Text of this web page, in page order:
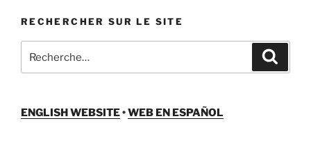
RECHERCHER SUR LE SITE
pour
ENGLISH WEBSITE•WEB EN ESPAÑOL